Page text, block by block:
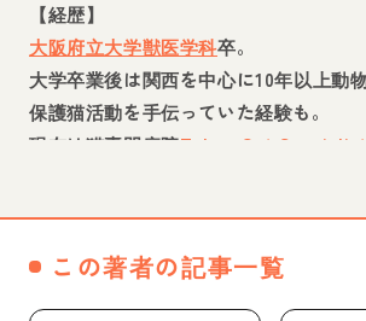
【経歴】
大阪府立大学獣医学科卒。
大学卒業後は関西を中心に10年以上動
保護猫活動を手伝っていた経験も。
現在は猫専門病院Tokyo Cat Specialists
WEBページへ
この著者の記事一覧